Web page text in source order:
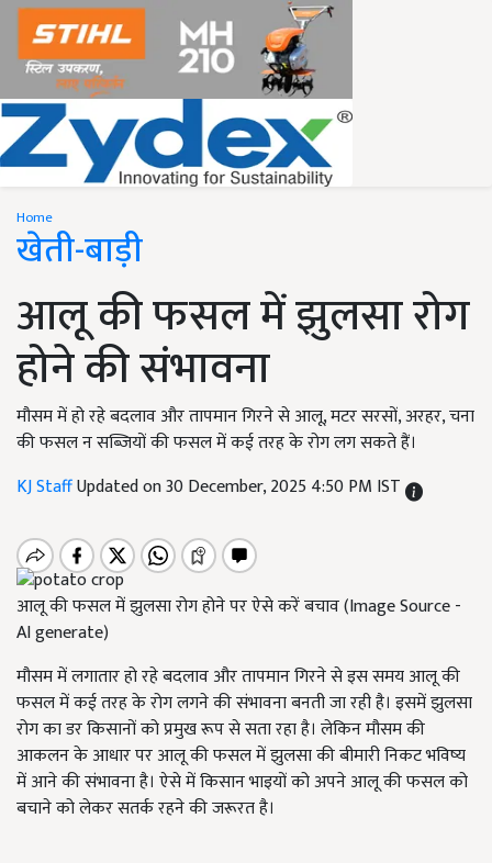
Home
खेती-बाड़ी
आलू की फसल में झुलसा रोग
होने की संभावना
मौसम में हो रहे बदलाव और तापमान गिरने से आलू, मटर सरसों, अरहर, चना
की फसल न सब्जियों की फसल में कई तरह के रोग लग सकते हैं।
KJ StaffUpdated on 30 December, 2025 4:50 PM IST
आलू की फसल में झुलसा रोग होने पर ऐसे करें बचाव (Image Source -
AI generate)
मौसम में लगातार हो रहे बदलाव और तापमान गिरने से इस समय आलू की
फसल में कई तरह के रोग लगने की संभावना बनती जा रही है। इसमें झुलसा
रोग का डर किसानों को प्रमुख रूप से सता रहा है। लेकिन मौसम की
आकलन के आधार पर आलू की फसल में झुलसा की बीमारी निकट भविष्य
में आने की संभावना है। ऐसे में किसान भाइयों को अपने आलू की फसल को
बचाने को लेकर सतर्क रहने की जरूरत है।